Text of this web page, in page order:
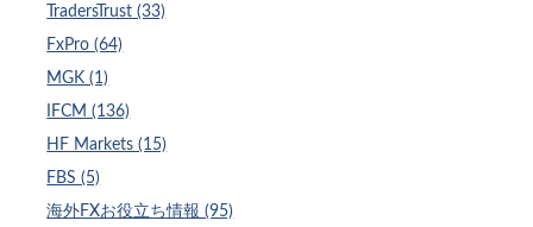
TradersTrust (33)
FxPro (64)
MGK (1)
IFCM (136)
HF Markets (15)
FBS (5)
海外FXお役立ち情報 (95)